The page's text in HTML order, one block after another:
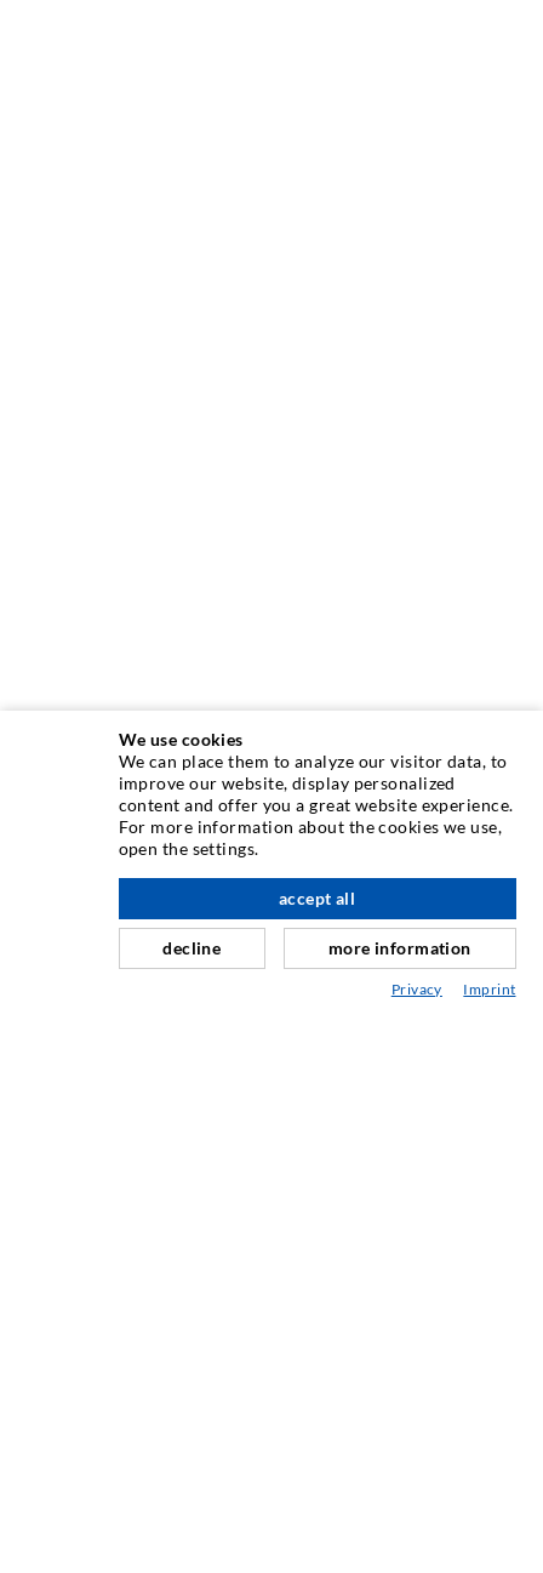
TECHNIQUE D'INJECTION
Injection de fissures
Etanchéification horizontale
Injection de voile/maçonnerie
Assainissement de joint
à l'étage
We use cookies
We can place them to analyze our visitor data, to
improve our website, display personalized
content and offer you a great website experience.
For more information about the cookies we use,
open the settings.
decline
accept all
more information
Privacy Imprint